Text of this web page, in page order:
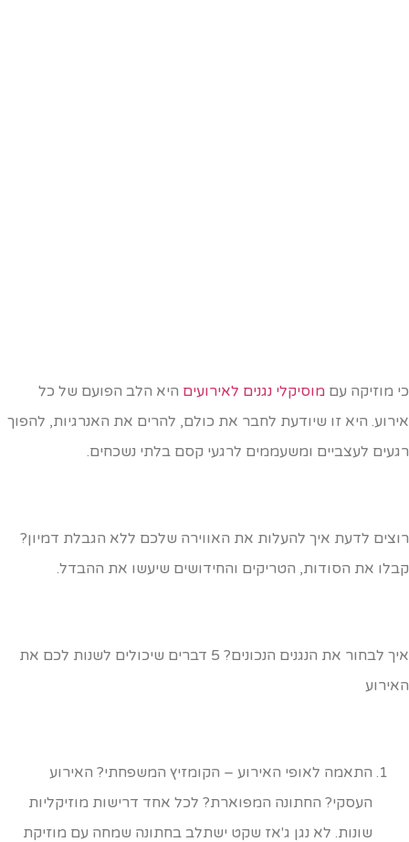
מוזיקה עםמוסיקלי נגנים לאירועים היא הלב הפועם של כל
היא זו שיודעת לחבר את כולם, להרים את האנרגיות, להפוך
לעצביים ומשעממים לרגעי קסם בלתי נשכחים.
לדעת איך להעלות את האווירה שלכם ללא הגבלת דמיון?
את הסודות, הטריקים והחידושים שיעשו את ההבדל.
איך לבחור את הנגנים הנכונים? 5 דברים שיכולים לשנות לכם את
התאמה לאופי האירוע – הקומזיץ המשפחתי? האירוע
העסקי? החתונה המפוארת? לכל אחד דרישות מוזיקליות
שונות. לא נגן ג'אז שקט ישתלב בחתונה שמחה עם מוזיקת